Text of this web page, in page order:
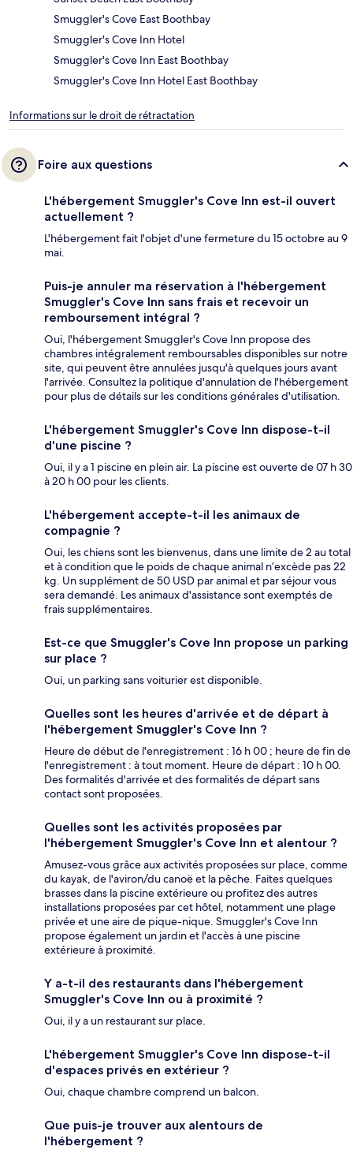
Smuggler's Cove East Boothbay
Smuggler's Cove Inn Hotel
Smuggler's Cove Inn East Boothbay
Smuggler's Cove Inn Hotel East Boothbay
Informations sur le droit de rétractation
Foire aux questions
L'hébergement Smuggler's Cove Inn est-il ouvert
actuellement ?
L'hébergement fait l'objet d'une fermeture du 15 octobre au 9
mai.
Puis-je annuler ma réservation à l'hébergement
Smuggler's Cove Inn sans frais et recevoir un
remboursement intégral ?
Oui, l'hébergement Smuggler's Cove Inn propose des
chambres intégralement remboursables disponibles sur notre
site, qui peuvent être annulées jusqu'à quelques jours avant
l'arrivée. Consultez la politique d'annulation de l'hébergement
pour plus de détails sur les conditions générales d'utilisation.
L'hébergement Smuggler's Cove Inn dispose-t-il
d'une piscine ?
Oui, il y a 1 piscine en plein air. La piscine est ouverte de 07 h 30
à 20 h 00 pour les clients.
L'hébergement accepte-t-il les animaux de
compagnie ?
Oui, les chiens sont les bienvenus, dans une limite de 2 au total
et à condition que le poids de chaque animal n’excède pas 22
kg. Un supplément de 50 USD par animal et par séjour vous
sera demandé. Les animaux d'assistance sont exemptés de
frais supplémentaires.
Est-ce que Smuggler's Cove Inn propose un parking
sur place ?
Oui, un parking sans voiturier est disponible.
Quelles sont les heures d'arrivée et de départ à
l'hébergement Smuggler's Cove Inn ?
Heure de début de l'enregistrement : 16 h 00 ; heure de fin de
l'enregistrement : à tout moment. Heure de départ : 10 h 00.
Des formalités d'arrivée et des formalités de départ sans
contact sont proposées.
Quelles sont les activités proposées par
l'hébergement Smuggler's Cove Inn et alentour ?
Amusez-vous grâce aux activités proposées sur place, comme
du kayak, de l'aviron/du canoë et la pêche. Faites quelques
brasses dans la piscine extérieure ou profitez des autres
installations proposées par cet hôtel, notamment une plage
privée et une aire de pique-nique. Smuggler's Cove Inn
propose également un jardin et l'accès à une piscine
extérieure à proximité.
Y a-t-il des restaurants dans l'hébergement
Smuggler's Cove Inn ou à proximité ?
Oui, il y a un restaurant sur place.
L'hébergement Smuggler's Cove Inn dispose-t-il
d'espaces privés en extérieur ?
Oui, chaque chambre comprend un balcon.
Que puis-je trouver aux alentours de
l'hébergement ?